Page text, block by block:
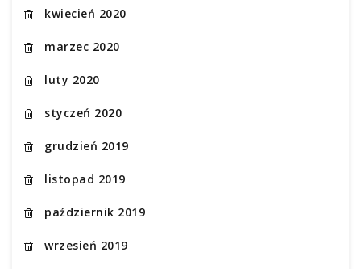
kwiecień 2020
marzec 2020
luty 2020
styczeń 2020
grudzień 2019
listopad 2019
październik 2019
wrzesień 2019